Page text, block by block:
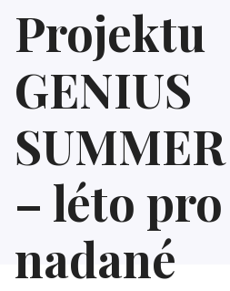
Projektu
GENIUS
– léto pro
nadané